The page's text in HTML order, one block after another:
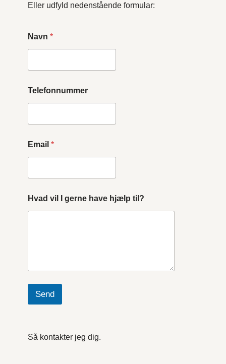
Eller udfyld nedenstående formular:
Navn *
Telefonnummer
Email *
Hvad vil I gerne have hjælp til?
Send
Så kontakter jeg dig.